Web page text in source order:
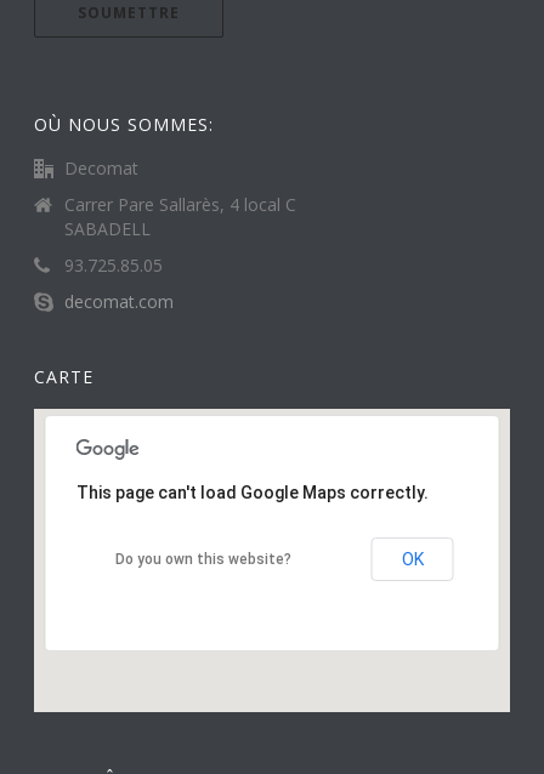
OÙ NOUS SOMMES:
Decomat
Carrer Pare Sallarès, 4 local C
SABADELL
93.725.85.05
decomat.com
CARTE
This page can't load Google Maps correctly.
Do you own this website? OK